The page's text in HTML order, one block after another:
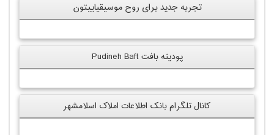
تجربه جدید برای روح موسیقیاییتون
پودینه بافت Pudineh Baft
کانال تلگرام بانک اطلاعات املاک اسلامشهر